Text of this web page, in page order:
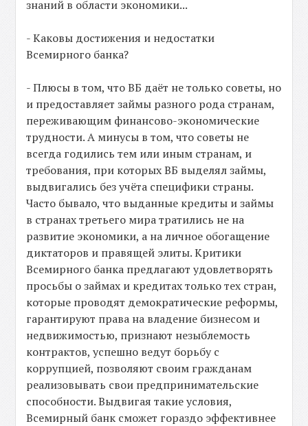
знаний в области экономики...
- Каковы достижения и недостатки
Всемирного банка?
- Плюсы в том, что ВБ даёт не только советы, но
и предоставляет займы разного рода странам,
переживающим финансово-экономические
трудности. А минусы в том, что советы не
всегда годились тем или иным странам, и
требования, при которых ВБ выделял займы,
выдвигались без учёта специфики страны.
Часто бывало, что выданные кредиты и займы
в странах третьего мира тратились не на
развитие экономики, а на личное обогащение
диктаторов и правящей элиты. Критики
Всемирного банка предлагают удовлетворять
просьбы о займах и кредитах только тех стран,
которые проводят демократические реформы,
гарантируют права на владение бизнесом и
недвижимостью, признают незыблемость
контрактов, успешно ведут борьбу с
коррупцией, позволяют своим гражданам
реализовывать свои предпринимательские
способности. Выдвигая такие условия,
Всемирный банк сможет гораздо эффективнее